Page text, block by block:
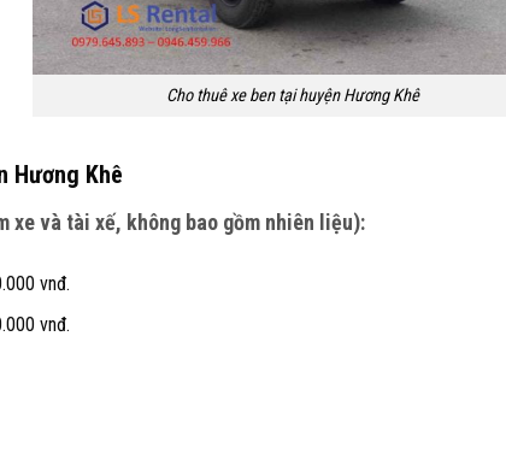
Cho thuê xe ben tại huyện Hương Khê
Hương Khê
xe và tài xế, không bao gồm nhiên liệu):
vnđ.
vnđ.